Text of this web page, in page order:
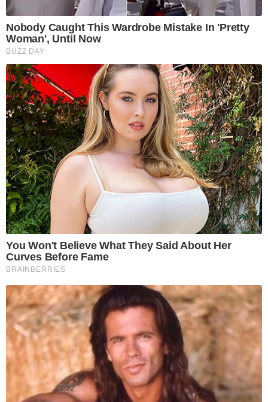
Nobody Caught This Wardrobe Mistake In 'Pretty
Woman', Until Now
BUZZ DAY
You Won't Believe What They Said About Her
Curves Before Fame
BRAINBERRIES